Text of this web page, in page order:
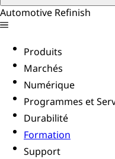
Automotive Refinish
Produits
Marchés
Numérique
Programmes et
Durabilité
Formation
Support